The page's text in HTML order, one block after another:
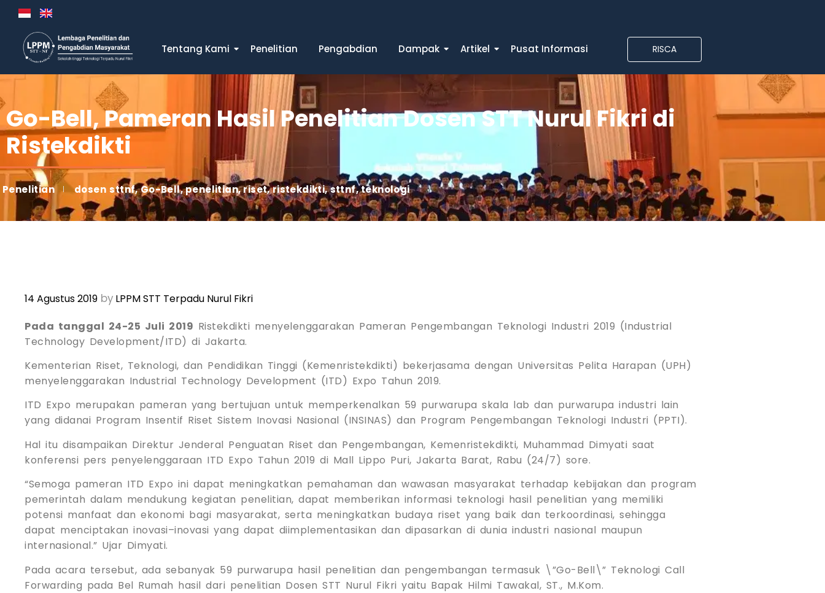
Tentang Kami Penelitian Pengabdian Dampak Artikel Pusat Informasi RISCA
Go-Bell, Pameran Hasil Penelitian Dosen STT Nurul Fikri di
Ristekdikti
Penelitian dosen sttnf,Go-Bell,penelitian,riset,ristekdikti,sttnf,teknologi
14 Agustus 2019 by LPPM STT Terpadu Nurul Fikri
Pada tanggal 24-25 Juli 2019 Ristekdikti menyelenggarakan Pameran Pengembangan Teknologi Industri 2019 (Industrial
Technology Development/ITD) di Jakarta.
Kementerian Riset, Teknologi, dan Pendidikan Tinggi (Kemenristekdikti) bekerjasama dengan Universitas Pelita Harapan (UPH)
menyelenggarakan Industrial Technology Development (ITD) Expo Tahun 2019.
ITD Expo merupakan pameran yang bertujuan untuk memperkenalkan 59 purwarupa skala lab dan purwarupa industri lain
yang didanai Program Insentif Riset Sistem Inovasi Nasional (INSINAS) dan Program Pengembangan Teknologi Industri (PPTI).
Hal itu disampaikan Direktur Jenderal Penguatan Riset dan Pengembangan, Kemenristekdikti, Muhammad Dimyati saat
konferensi pers penyelenggaraan ITD Expo Tahun 2019 di Mall Lippo Puri, Jakarta Barat, Rabu (24/7) sore.
“Semoga pameran ITD Expo ini dapat meningkatkan pemahaman dan wawasan masyarakat terhadap kebijakan dan program
pemerintah dalam mendukung kegiatan penelitian, dapat memberikan informasi teknologi hasil penelitian yang memiliki
potensi manfaat dan ekonomi bagi masyarakat, serta meningkatkan budaya riset yang baik dan terkoordinasi, sehingga
dapat menciptakan inovasi–inovasi yang dapat diimplementasikan dan dipasarkan di dunia industri nasional maupun
internasional.” Ujar Dimyati.
Pada acara tersebut, ada sebanyak 59 purwarupa hasil penelitian dan pengembangan termasuk \”Go-Bell\” Teknologi Call
Forwarding pada Bel Rumah hasil dari penelitian Dosen STT Nurul Fikri yaitu Bapak Hilmi Tawakal, ST., M.Kom.